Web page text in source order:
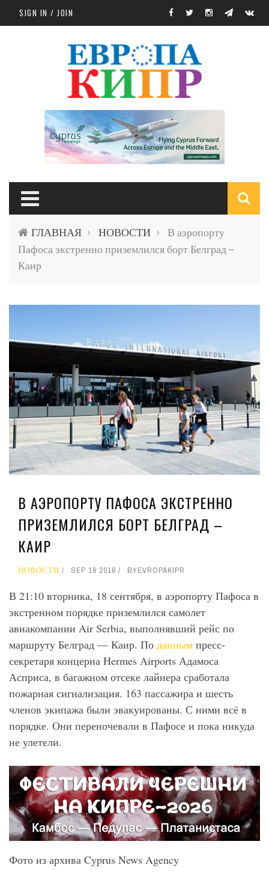
Skip to main content
SIGN IN / JOIN
ГЛАВНАЯ › НОВОСТИ ›
В аэропорту
Пафоса экстренно приземлился борт Белград –
Каир
В АЭРОПОРТУ ПАФОСА ЭКСТРЕННО
ПРИЗЕМЛИЛСЯ БОРТ БЕЛГРАД –
КАИР
НОВОСТИ SEP 19 2018 BYEVROPAKIPR
В 21:10 вторника, 18 сентября, в аэропорту Пафоса в
экстренном порядке приземлился самолет
авиакомпании Air Serbia, выполнявший рейс по
маршруту Белград — Каир. По данным пресс-
секретаря концерна Hermes Airports Адамоса
Асприса, в багажном отсеке лайнера сработала
пожарная сигнализация. 163 пассажира и шесть
членов экипажа были эвакуированы. С ними всё в
порядке. Они переночевали в Пафосе и пока никуда
не улетели.
Фото из архива Cyprus News Agency